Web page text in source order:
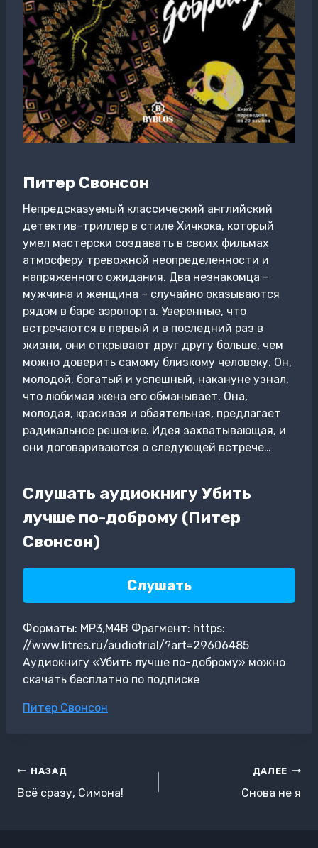
Питер Свонсон
Непредсказуемый классический английский
детектив-триллер в стиле Хичкока, который
умел мастерски создавать в своих фильмах
атмосферу тревожной неопределенности и
напряженного ожидания. Два незнакомца –
мужчина и женщина – случайно оказываются
рядом в баре аэропорта. Уверенные, что
встречаются в первый и в последний раз в
жизни, они открывают друг другу больше, чем
можно доверить самому близкому человеку. Он,
молодой, богатый и успешный, накануне узнал,
что любимая жена его обманывает. Она,
молодая, красивая и обаятельная, предлагает
радикальное решение. Идея захватывающая, и
они договариваются о следующей встрече…
Слушать аудиокнигу Убить
лучше по-доброму (Питер
Свонсон)
Слушать
Форматы: MP3,M4B Фрагмент: https:
//www.litres.ru/audiotrial/?art=29606485
Аудиокнигу «Убить лучше по-доброму» можно
скачать бесплатно по подписке
Метки
Питер Свонсон
Навигация
по
НАЗАД
Всё сразу, Симона!
ДАЛЕЕ
Снова не я